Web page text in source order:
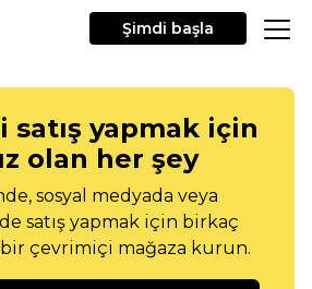
Şimdi başla
satış yapmak için
olan her şey
sosyal medyada veya
satış yapmak için birkaç
çevrimiçi mağaza kurun.